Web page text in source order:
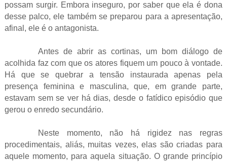
possam surgir. Embora inseguro, por saber que ela é dona
desse palco, ele também se preparou para a apresentação,
afinal, ele é o antagonista.
Antes de abrir as cortinas, um bom diálogo de
acolhida faz com que os atores fiquem um pouco à vontade.
Há que se quebrar a tensão instaurada apenas pela
presença feminina e masculina, que, em grande parte,
estavam sem se ver há dias, desde o fatídico episódio que
gerou o enredo secundário.
Neste momento, não há rigidez nas regras
procedimentais, aliás, muitas vezes, elas são criadas para
aquele momento, para aquela situação. O grande princípio